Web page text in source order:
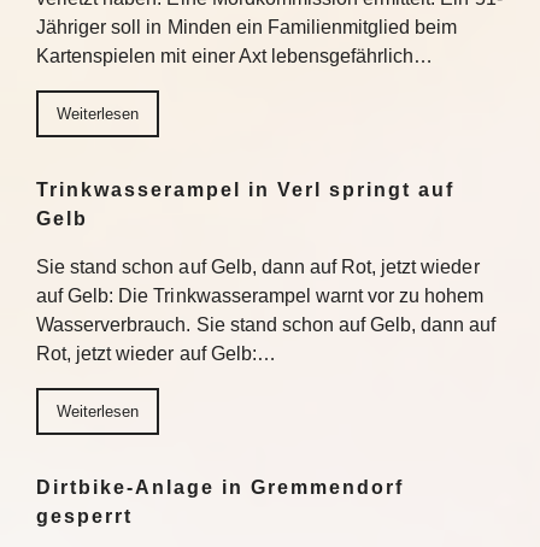
Jähriger soll in Minden ein Familienmitglied beim
Kartenspielen mit einer Axt lebensgefährlich…
Weiterlesen
Trinkwasserampel in Verl springt auf
Gelb
Sie stand schon auf Gelb, dann auf Rot, jetzt wieder
auf Gelb: Die Trinkwasserampel warnt vor zu hohem
Wasserverbrauch. Sie stand schon auf Gelb, dann auf
Rot, jetzt wieder auf Gelb:…
Weiterlesen
Dirtbike-Anlage in Gremmendorf
gesperrt